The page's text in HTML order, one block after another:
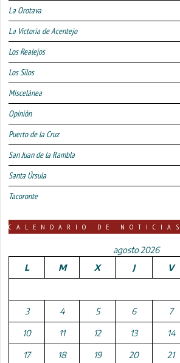
La Orotava
La Victoria de Acentejo
Los Realejos
Los Silos
Miscelánea
Opinión
Puerto de la Cruz
San Juan de la Rambla
Santa Úrsula
Tacoronte
CALENDARIO DE NOTICIAS
agosto 2026
L
M X J V
3 4 5 6 7
10 11 12 13 14
17 18 19 20 21